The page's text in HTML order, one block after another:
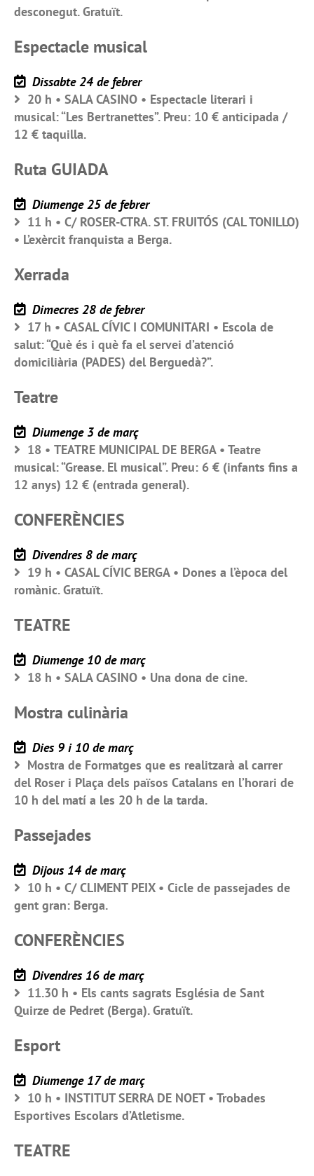
desconegut. Gratuït.
Espectacle musical
Dissabte 24 de febrer
20 h • SALA CASINO • Espectacle literari i
musical: “Les Bertranettes”. Preu: 10 € anticipada /
12 € taquilla.
Ruta GUIADA
Diumenge 25 de febrer
11 h • C/ ROSER-CTRA. ST. FRUITÓS (CAL TONILLO)
• L’exèrcit franquista a Berga.
Xerrada
Dimecres 28 de febrer
17 h • CASAL CÍVIC I COMUNITARI • Escola de
salut: “Què és i què fa el servei d’atenció
domiciliària (PADES) del Berguedà?”.
Teatre
Diumenge 3 de març
18 • TEATRE MUNICIPAL DE BERGA • Teatre
musical: “Grease. El musical”. Preu: 6 € (infants fins a
12 anys) 12 € (entrada general).
CONFERÈNCIES
Divendres 8 de març
19 h • CASAL CÍVIC BERGA • Dones a l’època del
romànic. Gratuït.
TEATRE
Diumenge 10 de març
18 h • SALA CASINO • Una dona de cine.
Mostra culinària
Dies 9 i 10 de març
Mostra de Formatges que es realitzarà al carrer
del Roser i Plaça dels països Catalans en l’horari de
10 h del matí a les 20 h de la tarda.
Passejades
Dijous 14 de març
10 h • C/ CLIMENT PEIX • Cicle de passejades de
gent gran: Berga.
CONFERÈNCIES
Divendres 16 de març
11.30 h • Els cants sagrats Església de Sant
Quirze de Pedret (Berga). Gratuït.
Esport
Diumenge 17 de març
10 h • INSTITUT SERRA DE NOET • Trobades
Esportives Escolars d’Atletisme.
TEATRE